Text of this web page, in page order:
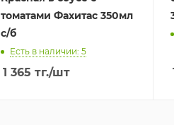
томатами Фахитас 350мл
с/б
Есть в наличии: 5
1 365 тг./шт